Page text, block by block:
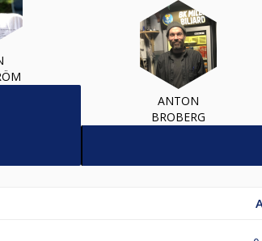
ANTON
BROBERG